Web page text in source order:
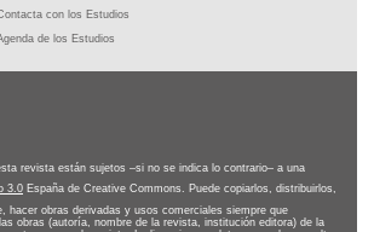
con los Estudios
de los Estudios
revista están sujetos –si no se indica lo contrario– a una
3.0 España de Creative Commons. Puede copiarlos, distribuirlos,
hacer obras derivadas y usos comerciales siempre que
obras (autoría, nombre de la revista, institución editora) de la